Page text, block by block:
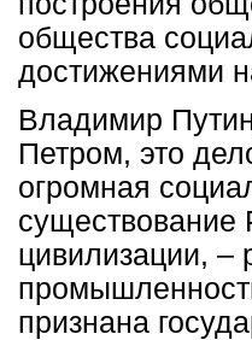
общества
достижениями
Владимир
Петром, это
огромная
существование
цивилизации, –
признана